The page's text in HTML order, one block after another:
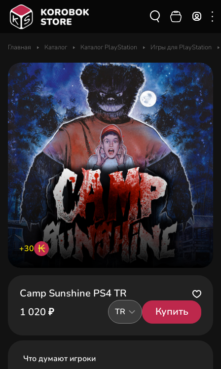
Главная Каталог Каталог PlayStation Игры для PlayStation
+30 ₭
Camp Sunshine PS4 TR
1 020 ₽
TR Купить
Что думают игроки